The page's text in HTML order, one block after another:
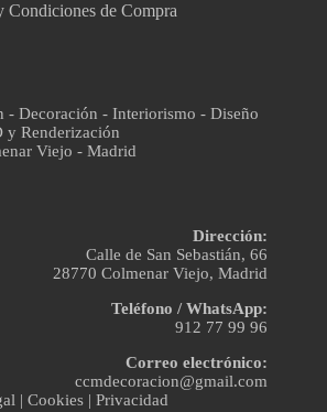
Condiciones de Compra
- Decoración - Interiorismo - Diseño
y Renderización
Viejo - Madrid
Dirección:
Calle de San Sebastián, 66
28770 Colmenar Viejo, Madrid
Teléfono / WhatsApp:
912 77 99 96
Correo electrónico:
ccmdecoracion@gmail.com
|Cookies |Privacidad